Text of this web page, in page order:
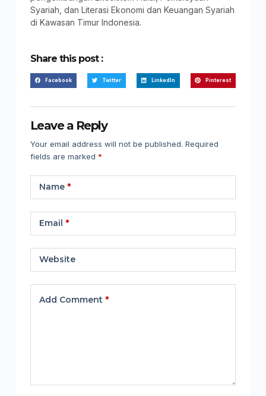
Syariah, dan Literasi Ekonomi dan Keuangan Syariah
di Kawasan Timur Indonesia.
Share this post :
Facebook Twitter LinkedIn Pinterest
Leave a Reply
Your email address will not be published. Required
fields are marked *
Name*
Email *
Website
Add Comment *